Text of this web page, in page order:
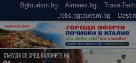
Bgtourism.bg Airnews.bg
Jobs.bgtourism.bg